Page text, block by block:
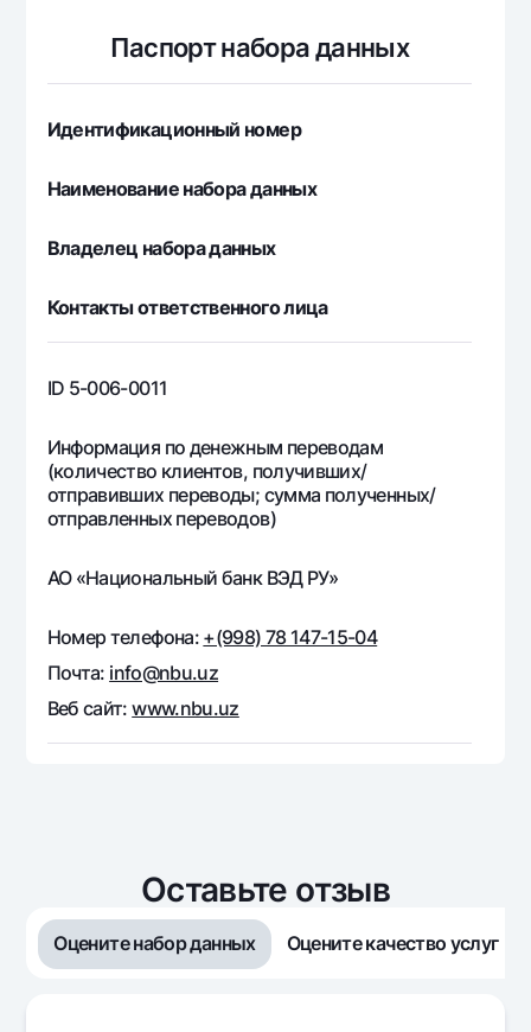
Для всех USD
Золотой депозит
Золотые слитки от НБУ
UzCard/HUMO
Mastercard
Зарплатные
Эскроу-cчёт
Мобильное приложение Milliy
Часто задаваемые вопросы
Найти
Полезные ссылки
Часто задаваемые вопросы
Пресс-центр
Согласие на обработку персональных данных
Следите за нами в соцсетях
Контакт-центр
Паспорт набора данных
Идентификационный номер
Наименование набора данных
Владелец набора данных
Контакты ответственного лица
ID 5-006-0011
Информация по денежным переводам
(количество клиентов, получивших/
отправивших переводы; сумма полученных/
отправленных переводов)
АО «Национальный банк ВЭД РУ»
Номер телефона: +(998) 78 147-15-04
Почта: info@nbu.uz
Веб сайт:www.nbu.uz
Оставьте отзыв
Оцените набор данных Оцените качество услуг